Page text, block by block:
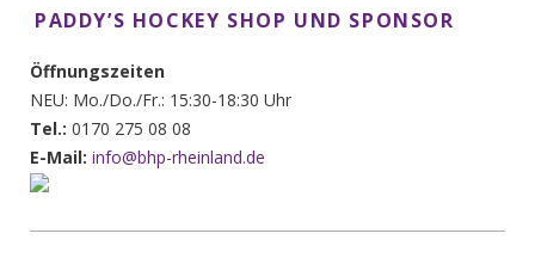
PADDY’S HOCKEY SHOP UND SPONSOR
Öffnungszeiten
NEU: Mo./Do./Fr.: 15:30-18:30 Uhr
Tel.: 0170 275 08 08
E-Mail: info@bhp-rheinland.de